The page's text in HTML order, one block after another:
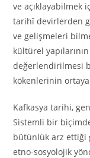
ve açıklayabilmek
tarihî devirlerden
ve gelişmeleri
kültürel
değerlendirilmesi
kökenlerinin ortaya
Kafkasya tarihi,
Sistemli bir
bütünlük arz ettiği
etno-sosyolojik